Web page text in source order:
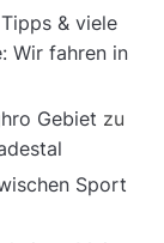
& viele
Wir fahren in
Gebiet zu
Sport